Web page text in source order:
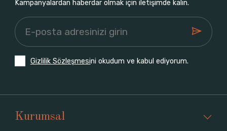
Kampanyalardan haberdar olmak için iletişimde kalın.
Gizlilik Sözleşmesini okudum ve kabul ediyorum.
Kurumsal